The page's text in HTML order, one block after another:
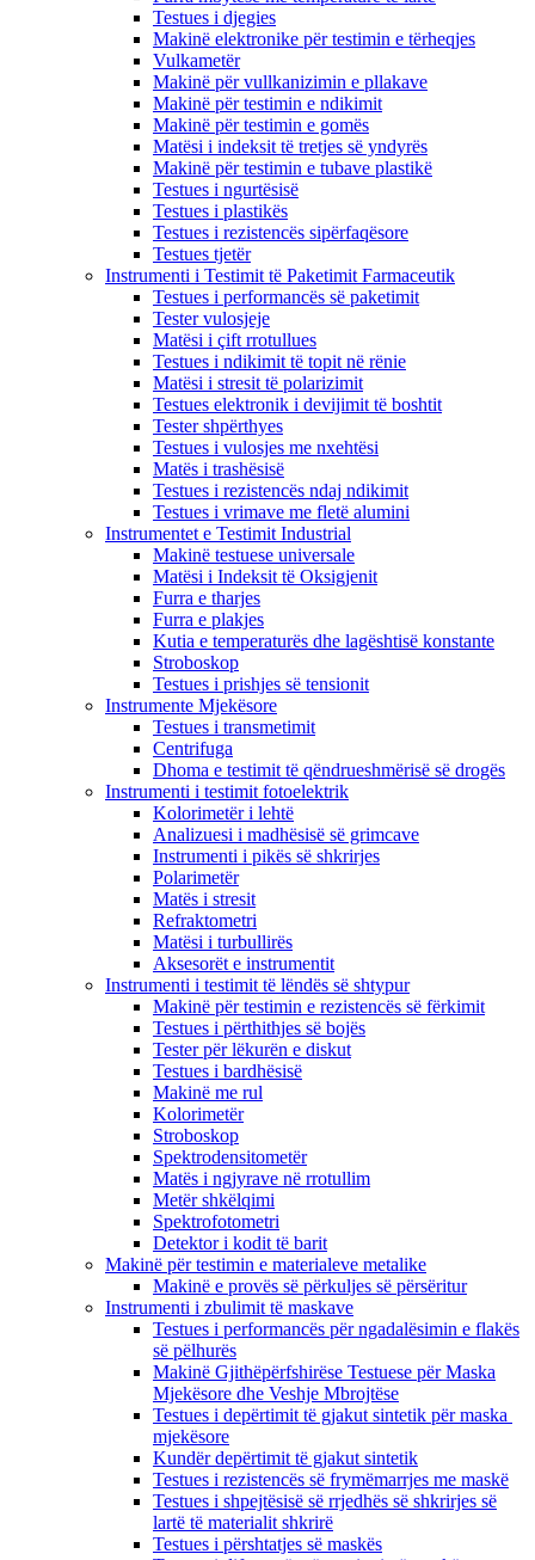
Testues i djegies
Makinë elektronike për testimin e tërheqjes
Vulkametër
Makinë për vullkanizimin e pllakave
Makinë për testimin e ndikimit
Makinë për testimin e gomës
Matësi i indeksit të tretjes së yndyrës
Makinë për testimin e tubave plastikë
Testues i ngurtësisë
Testues i plastikës
Testues i rezistencës sipërfaqësore
Testues tjetër
Instrumenti i Testimit të Paketimit Farmaceutik
Testues i performancës së paketimit
Tester vulosjeje
Matësi i çift rrotullues
Testues i ndikimit të topit në rënie
Matësi i stresit të polarizimit
Testues elektronik i devijimit të boshtit
Tester shpërthyes
Testues i vulosjes me nxehtësi
Matës i trashësisë
Testues i rezistencës ndaj ndikimit
Testues i vrimave me fletë alumini
Instrumentet e Testimit Industrial
Makinë testuese universale
Matësi i Indeksit të Oksigjenit
Furra e tharjes
Furra e plakjes
Kutia e temperaturës dhe lagështisë konstante
Stroboskop
Testues i prishjes së tensionit
Instrumente Mjekësore
Testues i transmetimit
Centrifuga
Dhoma e testimit të qëndrueshmërisë së drogës
Instrumenti i testimit fotoelektrik
Kolorimetër i lehtë
Analizuesi i madhësisë së grimcave
Instrumenti i pikës së shkrirjes
Polarimetër
Matës i stresit
Refraktometri
Matësi i turbullirës
Aksesorët e instrumentit
Instrumenti i testimit të lëndës së shtypur
Makinë për testimin e rezistencës së fërkimit
Testues i përthithjes së bojës
Tester për lëkurën e diskut
Testues i bardhësisë
Makinë me rul
Kolorimetër
Stroboskop
Spektrodensitometër
Matës i ngjyrave në rrotullim
Metër shkëlqimi
Spektrofotometri
Detektor i kodit të barit
Makinë për testimin e materialeve metalike
Makinë e provës së përkuljes së përsëritur
Instrumenti i zbulimit të maskave
Testues i performancës për ngadalësimin e flakës
së pëlhurës
Makinë Gjithëpërfshirëse Testuese për Maska
Mjekësore dhe Veshje Mbrojtëse
Testues i depërtimit të gjakut sintetik për maska ​​
mjekësore
Kundër depërtimit të gjakut sintetik
Testues i rezistencës së frymëmarrjes me maskë
Testues i shpejtësisë së rrjedhës së shkrirjes së
lartë të materialit shkrirë
Testues i përshtatjes së maskës